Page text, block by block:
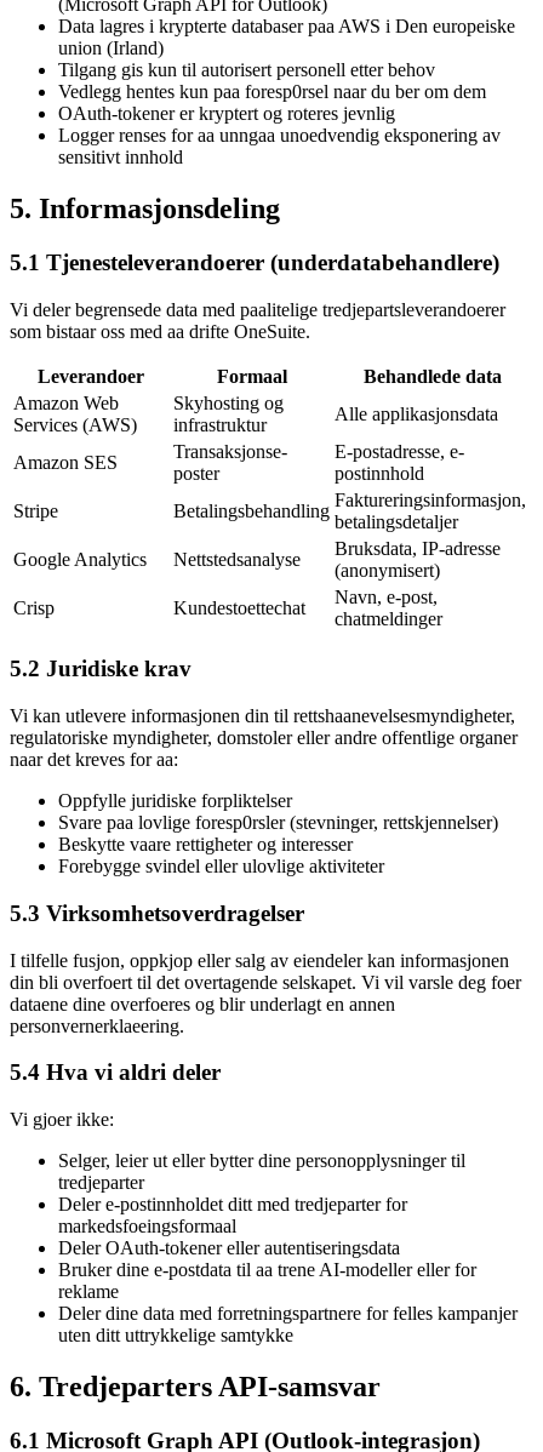
(Microsoft Graph API for Outlook)
Data lagres i krypterte databaser paa AWS i Den europeiske
union (Irland)
Tilgang gis kun til autorisert personell etter behov
Vedlegg hentes kun paa foresp0rsel naar du ber om dem
OAuth-tokener er kryptert og roteres jevnlig
Logger renses for aa unngaa unoedvendig eksponering av
sensitivt innhold
5. Informasjonsdeling
5.1 Tjenesteleverandoerer (underdatabehandlere)
Vi deler begrensede data med paalitelige tredjepartsleverandoerer
som bistaar oss med aa drifte OneSuite.
Leverandoer Formaal
Behandlede data
Amazon Web
Services (AWS)
Skyhosting og
infrastruktur
Alle applikasjonsdata
Amazon SES
Transaksjonse-
poster
E-postadresse, e-
postinnhold
Stripe
Betalingsbehandling
Faktureringsinformasjon,
betalingsdetaljer
Google Analytics
Nettstedsanalyse
Bruksdata, IP-adresse
(anonymisert)
Crisp
Kundestoettechat
Navn, e-post,
chatmeldinger
5.2 Juridiske krav
Vi kan utlevere informasjonen din til rettshaanevelsesmyndigheter,
regulatoriske myndigheter, domstoler eller andre offentlige organer
naar det kreves for aa:
Oppfylle juridiske forpliktelser
Svare paa lovlige foresp0rsler (stevninger, rettskjennelser)
Beskytte vaare rettigheter og interesser
Forebygge svindel eller ulovlige aktiviteter
5.3 Virksomhetsoverdragelser
I tilfelle fusjon, oppkjop eller salg av eiendeler kan informasjonen
din bli overfoert til det overtagende selskapet. Vi vil varsle deg foer
dataene dine overfoeres og blir underlagt en annen
personvernerklaeering.
5.4 Hva vi aldri deler
Vi gjoer ikke:
Selger, leier ut eller bytter dine personopplysninger til
tredjeparter
Deler e-postinnholdet ditt med tredjeparter for
markedsfoeingsformaal
Deler OAuth-tokener eller autentiseringsdata
Bruker dine e-postdata til aa trene AI-modeller eller for
reklame
Deler dine data med forretningspartnere for felles kampanjer
uten ditt uttrykkelige samtykke
6. Tredjeparters API-samsvar
6.1 Microsoft Graph API (Outlook-integrasjon)